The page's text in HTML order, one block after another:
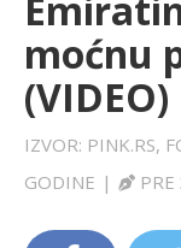
LIFESTYLE
EXTRA
moćnu
(VIDEO)
IZVOR: PINK.RS,
GODINE |